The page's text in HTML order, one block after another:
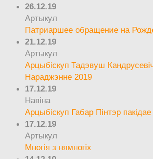
26.12.19
Артыкул
Патриаршее обращение на
21.12.19
Артыкул
Арцыбіскуп Тадэвуш
Нараджэнне 2019
17.12.19
Навіна
Арцыбіскуп Габар Пінтэр
17.12.19
Артыкул
Многія з нямногіх